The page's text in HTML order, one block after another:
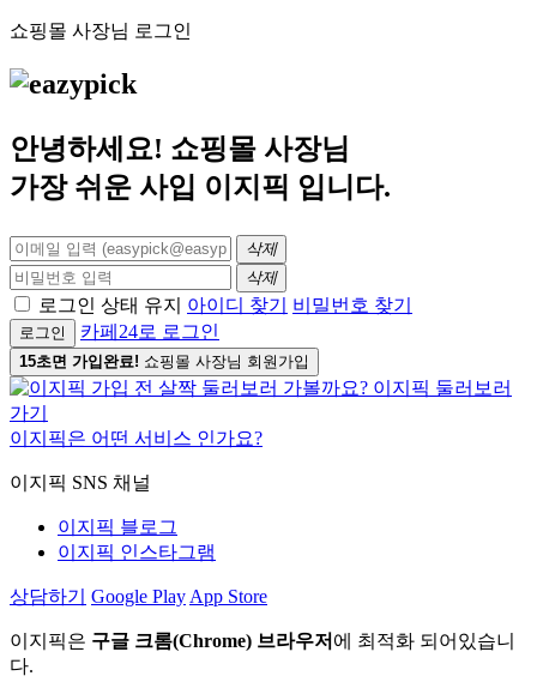
쇼핑몰 사장님 로그인
안녕하세요! 쇼핑몰 사장님
가장 쉬운 사입 이지픽 입니다.
삭제
삭제
로그인 상태 유지 아이디 찾기 비밀번호 찾기
로그인 카페24로 로그인
15초면 가입완료! 쇼핑몰 사장님 회원가입
이지픽은 어떤 서비스 인가요?
이지픽 SNS 채널
이지픽 블로그
이지픽 인스타그램
상담하기 Google Play App Store
이지픽은 구글 크롬(Chrome) 브라우저 에 최적화 되어있습니
다.